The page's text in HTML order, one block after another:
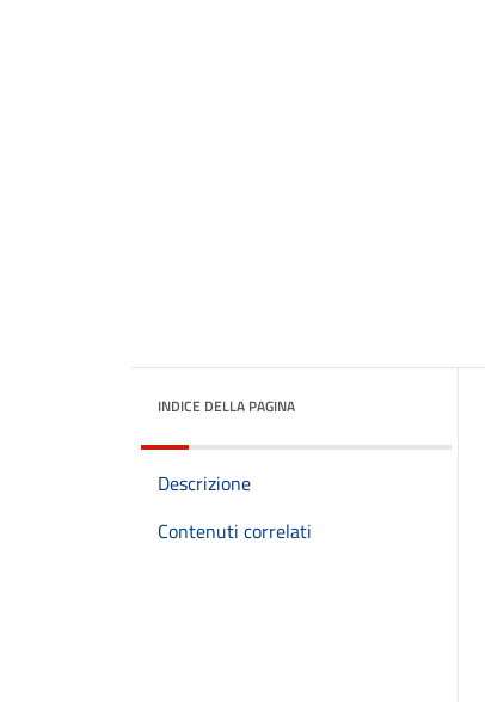
INDICE DELLA PAGINA
Descrizione
Contenuti correlati